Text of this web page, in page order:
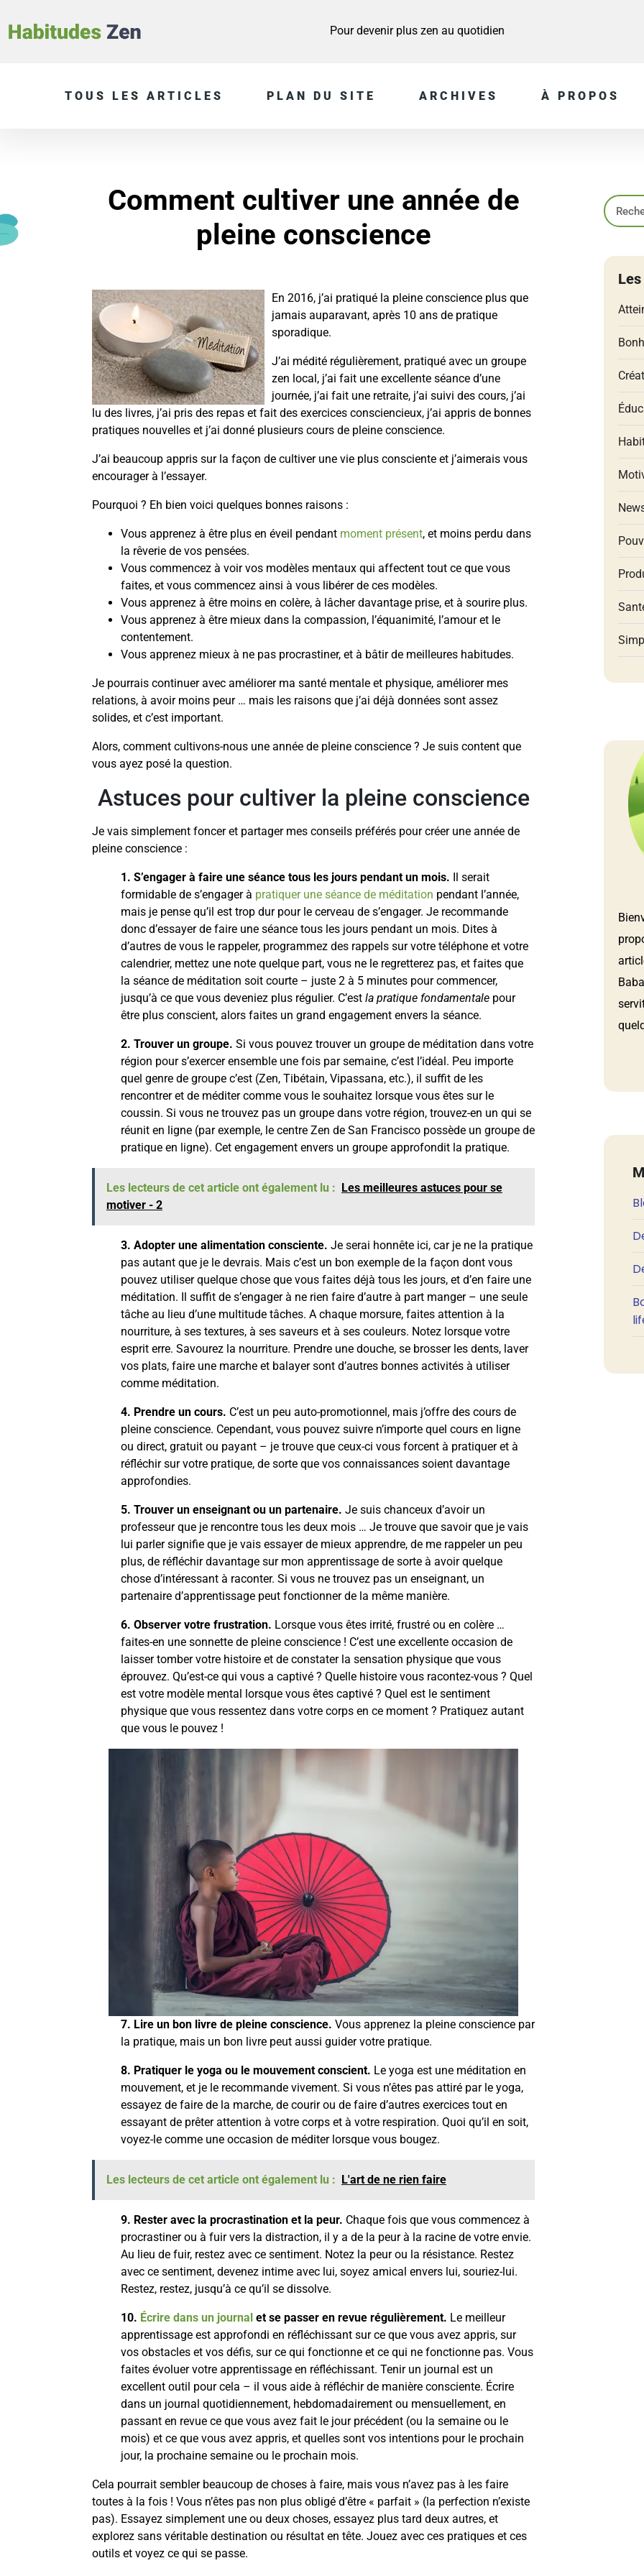
Pour devenir plus zen au quotidien
TOUS LES ARTICLES PLAN DU SITE ARCHIVES À PROPOS
Comment cultiver une année de
pleine conscience
En 2016, j’ai pratiqué la pleine conscience plus que
jamais auparavant, après 10 ans de pratique
sporadique.
J’ai médité régulièrement, pratiqué avec un groupe
zen local, j’ai fait une excellente séance d’une
journée, j’ai fait une retraite, j’ai suivi des cours, j’ai
lu des livres, j’ai pris des repas et fait des exercices consciencieux, j’ai appris de bonnes
pratiques nouvelles et j’ai donné plusieurs cours de pleine conscience.
J’ai beaucoup appris sur la façon de cultiver une vie plus consciente et j’aimerais vous
encourager à l’essayer.
Pourquoi ? Eh bien voici quelques bonnes raisons :
Vous apprenez à être plus en éveil pendant moment présent, et moins perdu dans
la rêverie de vos pensées.
Vous commencez à voir vos modèles mentaux qui affectent tout ce que vous
faites, et vous commencez ainsi à vous libérer de ces modèles.
Vous apprenez à être moins en colère, à lâcher davantage prise, et à sourire plus.
Vous apprenez à être mieux dans la compassion, l’équanimité, l’amour et le
contentement.
Vous apprenez mieux à ne pas procrastiner, et à bâtir de meilleures habitudes.
Je pourrais continuer avec améliorer ma santé mentale et physique, améliorer mes
relations, à avoir moins peur … mais les raisons que j’ai déjà données sont assez
solides, et c’est important.
Alors, comment cultivons-nous une année de pleine conscience ? Je suis content que
vous ayez posé la question.
Astuces pour cultiver la pleine conscience
Je vais simplement foncer et partager mes conseils préférés pour créer une année de
pleine conscience :
1. S’engager à faire une séance tous les jours pendant un mois. Il serait
formidable de s’engager à pratiquer une séance de méditation pendant l’année,
mais je pense qu’il est trop dur pour le cerveau de s’engager. Je recommande
donc d’essayer de faire une séance tous les jours pendant un mois. Dites à
d’autres de vous le rappeler, programmez des rappels sur votre téléphone et votre
calendrier, mettez une note quelque part, vous ne le regretterez pas, et faites que
la séance de méditation soit courte – juste 2 à 5 minutes pour commencer,
jusqu’à ce que vous deveniez plus régulier. C’est la pratique fondamentale pour
être plus conscient, alors faites un grand engagement envers la séance.
2. Trouver un groupe. Si vous pouvez trouver un groupe de méditation dans votre
région pour s’exercer ensemble une fois par semaine, c’est l’idéal. Peu importe
quel genre de groupe c’est (Zen, Tibétain, Vipassana, etc.), il suffit de les
rencontrer et de méditer comme vous le souhaitez lorsque vous êtes sur le
coussin. Si vous ne trouvez pas un groupe dans votre région, trouvez-en un qui se
réunit en ligne (par exemple, le centre Zen de San Francisco possède un groupe de
pratique en ligne). Cet engagement envers un groupe approfondit la pratique.
Les lecteurs de cet article ont également lu :
Les meilleures astuces pour se
motiver - 2
3. Adopter une alimentation consciente. Je serai honnête ici, car je ne la pratique
pas autant que je le devrais. Mais c’est un bon exemple de la façon dont vous
pouvez utiliser quelque chose que vous faites déjà tous les jours, et d’en faire une
méditation. Il suffit de s’engager à ne rien faire d’autre à part manger – une seule
tâche au lieu d’une multitude tâches. A chaque morsure, faites attention à la
nourriture, à ses textures, à ses saveurs et à ses couleurs. Notez lorsque votre
esprit erre. Savourez la nourriture. Prendre une douche, se brosser les dents, laver
vos plats, faire une marche et balayer sont d’autres bonnes activités à utiliser
comme méditation.
4. Prendre un cours. C’est un peu auto-promotionnel, mais j’offre des cours de
pleine conscience. Cependant, vous pouvez suivre n’importe quel cours en ligne
ou direct, gratuit ou payant – je trouve que ceux-ci vous forcent à pratiquer et à
réfléchir sur votre pratique, de sorte que vos connaissances soient davantage
approfondies.
5. Trouver un enseignant ou un partenaire. Je suis chanceux d’avoir un
professeur que je rencontre tous les deux mois … Je trouve que savoir que je vais
lui parler signifie que je vais essayer de mieux apprendre, de me rappeler un peu
plus, de réfléchir davantage sur mon apprentissage de sorte à avoir quelque
chose d’intéressant à raconter. Si vous ne trouvez pas un enseignant, un
partenaire d’apprentissage peut fonctionner de la même manière.
6. Observer votre frustration. Lorsque vous êtes irrité, frustré ou en colère …
faites-en une sonnette de pleine conscience ! C’est une excellente occasion de
laisser tomber votre histoire et de constater la sensation physique que vous
éprouvez. Qu’est-ce qui vous a captivé ? Quelle histoire vous racontez-vous ? Quel
est votre modèle mental lorsque vous êtes captivé ? Quel est le sentiment
physique que vous ressentez dans votre corps en ce moment ? Pratiquez autant
que vous le pouvez !
7. Lire un bon livre de pleine conscience. Vous apprenez la pleine conscience par
la pratique, mais un bon livre peut aussi guider votre pratique.
8. Pratiquer le yoga ou le mouvement conscient. Le yoga est une méditation en
mouvement, et je le recommande vivement. Si vous n’êtes pas attiré par le yoga,
essayez de faire de la marche, de courir ou de faire d’autres exercices tout en
essayant de prêter attention à votre corps et à votre respiration. Quoi qu’il en soit,
voyez-le comme une occasion de méditer lorsque vous bougez.
Les lecteurs de cet article ont également lu : L'art de ne rien faire
9. Rester avec la procrastination et la peur. Chaque fois que vous commencez à
procrastiner ou à fuir vers la distraction, il y a de la peur à la racine de votre envie.
Au lieu de fuir, restez avec ce sentiment. Notez la peur ou la résistance. Restez
avec ce sentiment, devenez intime avec lui, soyez amical envers lui, souriez-lui.
Restez, restez, jusqu’à ce qu’il se dissolve.
10. Écrire dans un journal et se passer en revue régulièrement. Le meilleur
apprentissage est approfondi en réfléchissant sur ce que vous avez appris, sur
vos obstacles et vos défis, sur ce qui fonctionne et ce qui ne fonctionne pas. Vous
faites évoluer votre apprentissage en réfléchissant. Tenir un journal est un
excellent outil pour cela – il vous aide à réfléchir de manière consciente. Écrire
dans un journal quotidiennement, hebdomadairement ou mensuellement, en
passant en revue ce que vous avez fait le jour précédent (ou la semaine ou le
mois) et ce que vous avez appris, et quelles sont vos intentions pour le prochain
jour, la prochaine semaine ou le prochain mois.
Cela pourrait sembler beaucoup de choses à faire, mais vous n’avez pas à les faire
toutes à la fois ! Vous n’êtes pas non plus obligé d’être « parfait » (la perfection n’existe
pas). Essayez simplement une ou deux choses, essayez plus tard deux autres, et
explorez sans véritable destination ou résultat en tête. Jouez avec ces pratiques et ces
outils et voyez ce qui se passe.